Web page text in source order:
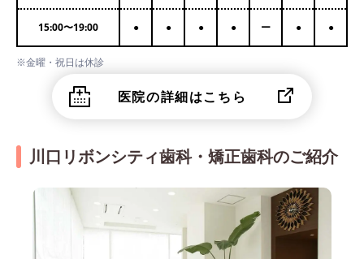
15:00〜19:00 ● ● ● ● ー ● ●
※金曜・祝日は休診
医院の詳細はこちら
川口リボンシティ歯科・矯正歯科のご紹介